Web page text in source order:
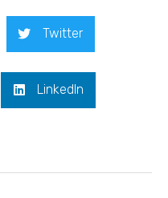
Twitter
LinkedIn